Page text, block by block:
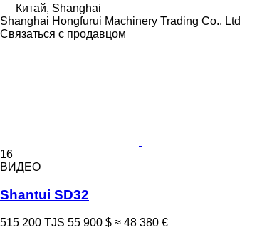
Китай, Shanghai
Shanghai Hongfurui Machinery Trading Co., Ltd
Связаться с продавцом
16
ВИДЕО
Shantui SD32
515 200 TJS 55 900 $ ≈ 48 380 €